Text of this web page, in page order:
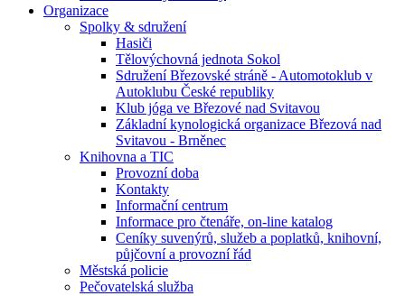
Organizace
Spolky & sdružení
Hasiči
Tělovýchovná jednota Sokol
Sdružení Březovské stráně - Automotoklub v
Autoklubu České republiky
Klub jóga ve Březové nad Svitavou
Základní kynologická organizace Březová nad
Svitavou - Brněnec
Knihovna a TIC
Provozní doba
Kontakty
Informační centrum
Informace pro čtenáře, on-line katalog
Ceníky suvenýrů, služeb a poplatků, knihovní,
půjčovní a provozní řád
Městská policie
Pečovatelská služba